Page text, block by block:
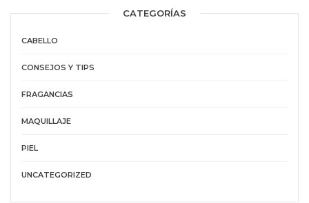
CATEGORÍAS
CABELLO
CONSEJOS Y TIPS
FRAGANCIAS
MAQUILLAJE
PIEL
UNCATEGORIZED